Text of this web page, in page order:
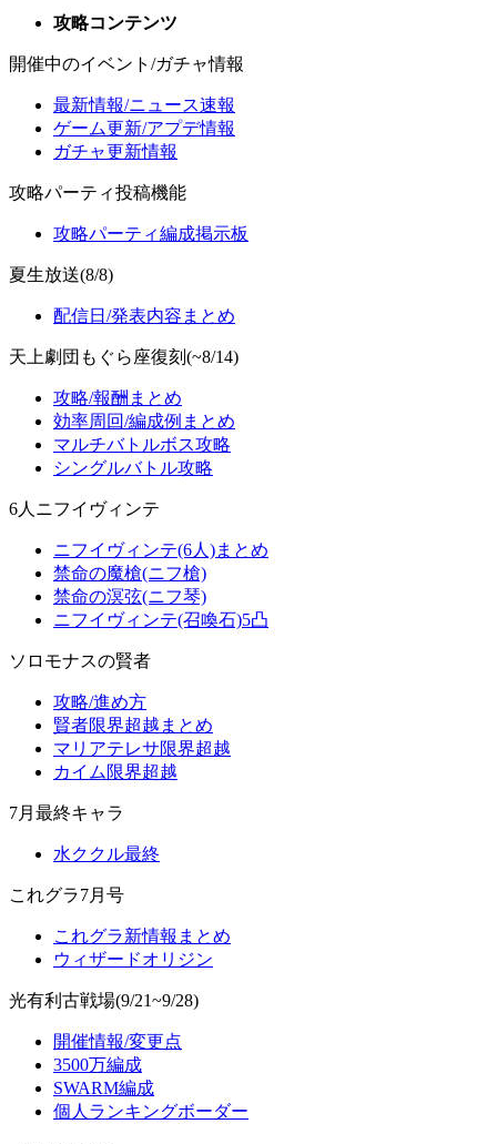
攻略コンテンツ
開催中のイベント/ガチャ情報
最新情報/ニュース速報
ゲーム更新/アプデ情報
ガチャ更新情報
攻略パーティ投稿機能
攻略パーティ編成掲示板
夏生放送(8/8)
配信日/発表内容まとめ
天上劇団もぐら座復刻(~8/14)
攻略/報酬まとめ
効率周回/編成例まとめ
マルチバトルボス攻略
シングルバトル攻略
6人ニフイヴィンテ
ニフイヴィンテ(6人)まとめ
禁命の魔槍(ニフ槍)
禁命の溟弦(ニフ琴)
ニフイヴィンテ(召喚石)5凸
ソロモナスの賢者
攻略/進め方
賢者限界超越まとめ
マリアテレサ限界超越
カイム限界超越
7月最終キャラ
水ククル最終
これグラ7月号
これグラ新情報まとめ
ウィザードオリジン
光有利古戦場(9/21~9/28)
開催情報/変更点
3500万編成
SWARM編成
個人ランキングボーダー